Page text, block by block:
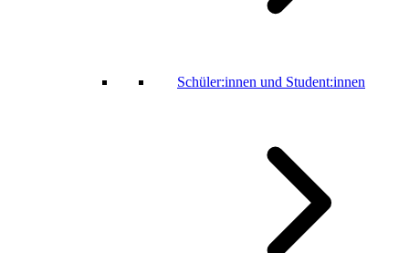
Schüler:innen und Student:innen